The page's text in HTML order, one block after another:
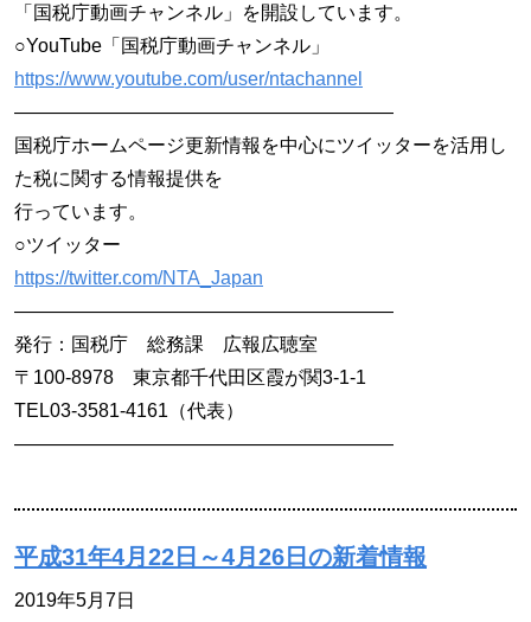
「国税庁動画チャンネル」を開設しています。
○YouTube「国税庁動画チャンネル」
https://www.youtube.com/user/ntachannel
————————————————————
国税庁ホームページ更新情報を中心にツイッターを活用し
た税に関する情報提供を
行っています。
○ツイッター
https://twitter.com/NTA_Japan
————————————————————
発行：国税庁 総務課 広報広聴室
〒100-8978 東京都千代田区霞が関3-1-1
TEL03-3581-4161（代表）
————————————————————
平成31年4月22日～4月26日の新着情報
2019年5月7日